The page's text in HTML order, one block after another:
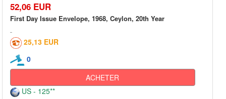
52,06 EUR
First Day Issue Envelope, 1968, Ceylon, 20th Year
25,13 EUR
0
ACHETER
US - 125**